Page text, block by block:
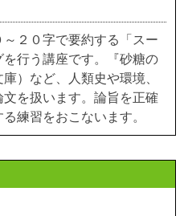
２０字で要約する「スー
行う講座です。『砂糖の
）など、人類史や環境、
を扱います。論旨を正確
練習をおこないます。